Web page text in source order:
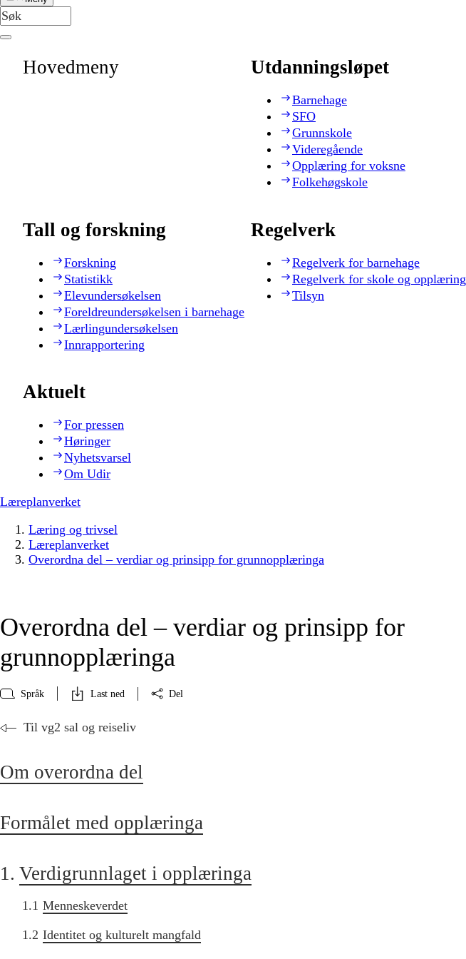
Hovedmeny Utdanningsløpet
Barnehage
SFO
Grunnskole
Videregående
Opplæring for voksne
Folkehøgskole
Tall og forskning
Forskning
Statistikk
Elevundersøkelsen
Foreldreundersøkelsen i barnehage
Lærlingundersøkelsen
Innrapportering
Regelverk
Regelverk for barnehage
Regelverk for skole og opplæring
Tilsyn
Aktuelt
For pressen
Høringer
Nyhetsvarsel
Om Udir
Læreplanverket
Læring og trivsel
Læreplanverket
Overordna del – verdiar og prinsipp for grunnopplæringa
Overordna del – verdiar og prinsipp for
grunnopplæringa
Språk Last ned Del
Til vg2 sal og reiseliv
Om overordna del
Formålet med opplæringa
1. Verdigrunnlaget i opplæringa
1.1 Menneskeverdet
1.2 Identitet og kulturelt mangfald